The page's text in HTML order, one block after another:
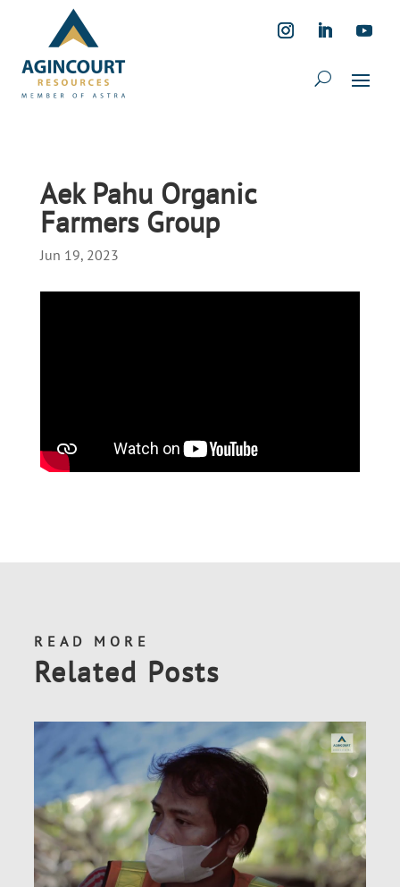
Aek Pahu Organic
Farmers Group
Jun 19, 2023
READ MORE
Related Posts